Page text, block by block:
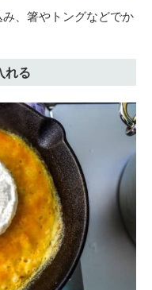
、箸やトングなどでか
れる